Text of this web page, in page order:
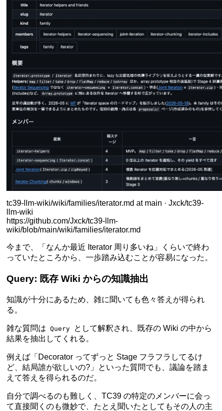
tc39-llm-wiki/wiki/families/iterator.md at main · Jxck/tc39-
llm-wiki
https://github.com/Jxck/tc39-llm-
wiki/blob/main/wiki/families/iterator.md
今まで、「なんか最近 Iterator 周り多いね」くらいで終わ
っていたところから、一歩踏み込むことが容易になった。
Query: 既存 Wiki からの知識抽出
知識が十分にあるため、雑に聞いても色々答えが得られ
る。
雑な質問は Query
として解釈され、既存の Wiki の中から
結果を抽出してくれる。
例えば「Decorator ってずっと Stage フラフラしてるけ
ど、結局誰が欲しいの?」といった質問でも、議論を踏ま
えて答えを得られるのだ。
自分で調べるのも難しく、TC39 の特定のメンバーに会っ
て直接聞くのも微妙で、たとえ聞いたとしてもその人の主